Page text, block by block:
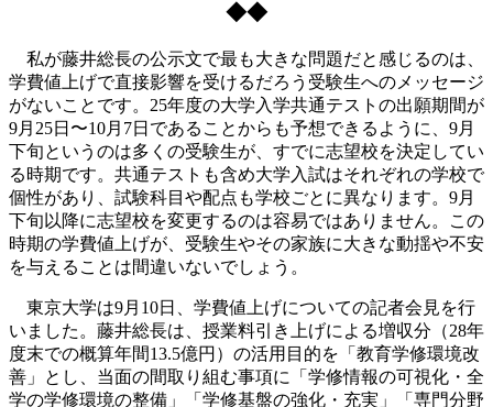
◆◆
私が藤井総長の公示文で最も大きな問題だと感じるのは、
学費値上げで直接影響を受けるだろう受験生へのメッセージ
がないことです。25年度の大学入学共通テストの出願期間が
9月25日〜10月7日であることからも予想できるように、9月
下旬というのは多くの受験生が、すでに志望校を決定してい
る時期です。共通テストも含め大学入試はそれぞれの学校で
個性があり、試験科目や配点も学校ごとに異なります。9月
下旬以降に志望校を変更するのは容易ではありません。この
時期の学費値上げが、受験生やその家族に大きな動揺や不安
を与えることは間違いないでしょう。
東京大学は9月10日、学費値上げについての記者会見を行
いました。藤井総長は、授業料引き上げによる増収分（28年
度末での概算年間13.5億円）の活用目的を「教育学修環境改
善」とし、当面の間取り組む事項に「学修情報の可視化・全
学の学修環境の整備」「学修基盤の強化・充実」「専門分野